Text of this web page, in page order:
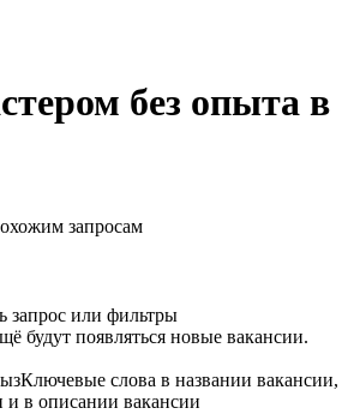
без опыта в
запросам
запрос или фильтры
будут появляться новые вакансии.
Ключевые слова в названии вакансии,
и в описании вакансии